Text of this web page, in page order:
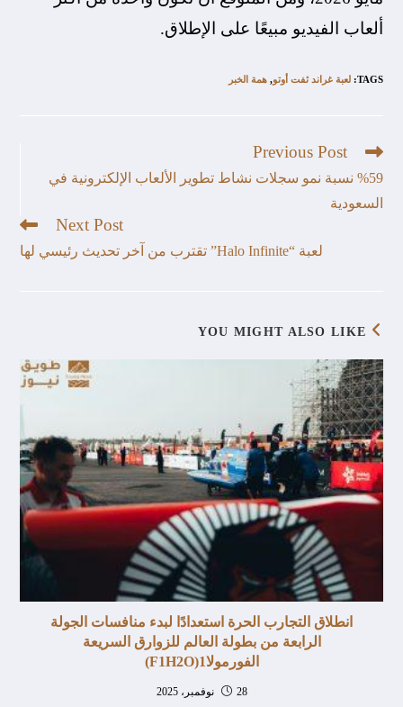
ألعاب الفيديو مبيعًا على الإطلاق.
TAGS
: لعبة غراند ثفت أوتو, همة الخبر
Previous Post
%59 نسبة نمو سجلات نشاط تطوير الألعاب الإلكترونية في
السعودية
Next Post
لعبة “Halo Infinite” تقترب من آخر تحديث رئيسي لها
YOU MIGHT ALSO LIKE
انطلاق التجارب الحرة استعدادًا لبدء منافسات الجولة
الرابعة من بطولة العالم للزوارق السريعة
الفورمولا1(F1H2O)
28 نوفمبر، 2025